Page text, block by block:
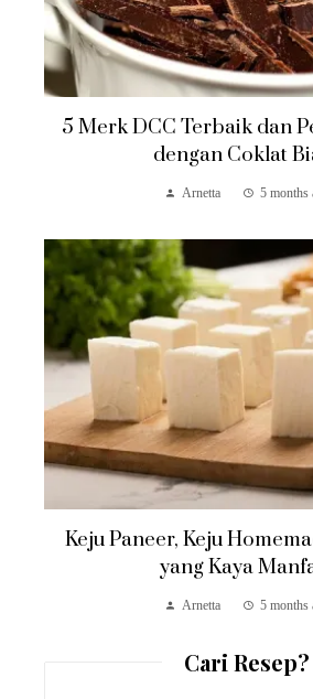
5 Merk DCC Terbaik dan
dengan Coklat
Arnetta 5 months
Keju Paneer, Keju
yang Kaya
Arnetta 5 months
Cari Resep?